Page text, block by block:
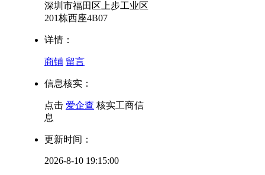
深圳市福田区上步工业区
201栋西座4B07
详情：
商铺 留言
信息核实：
点击 爱企查 核实工商信
息
更新时间：
2026-8-10 19:15:00